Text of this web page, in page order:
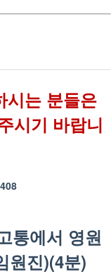
시는 분들은
시기 바랍니
통에서 영원
원진)(4분)